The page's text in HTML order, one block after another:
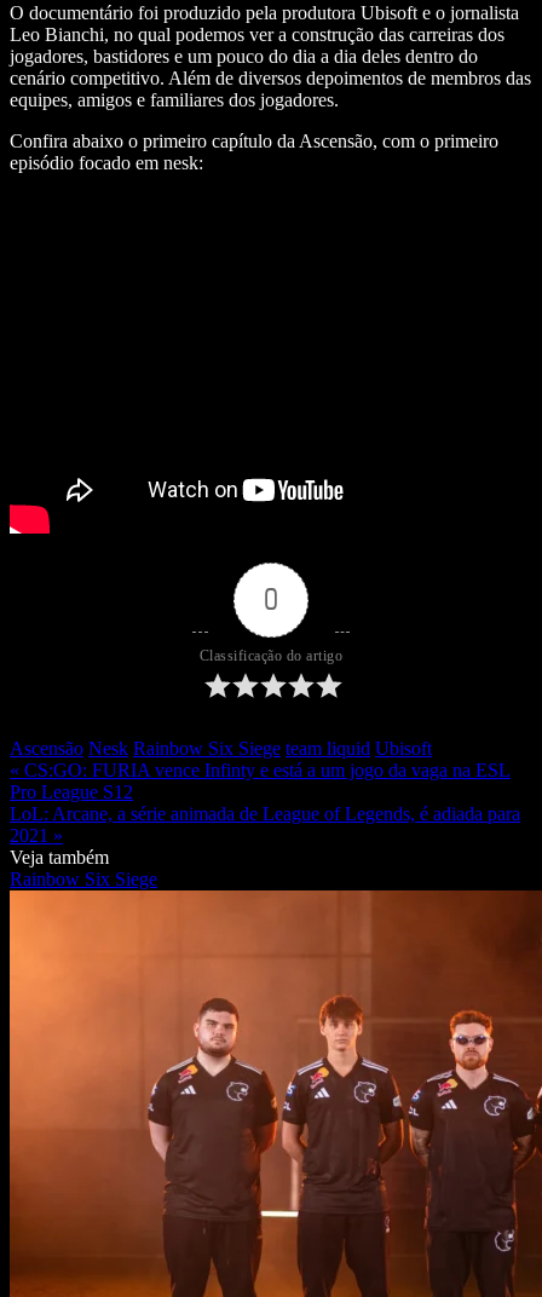
O documentário foi produzido pela produtora Ubisoft e o jornalista
Leo Bianchi, no qual podemos ver a construção das carreiras dos
jogadores, bastidores e um pouco do dia a dia deles dentro do
cenário competitivo. Além de diversos depoimentos de membros das
equipes, amigos e familiares dos jogadores.
Confira abaixo o primeiro capítulo da Ascensão, com o primeiro
episódio focado em nesk:
0
Classificação do artigo
Ascensão Nesk Rainbow Six Siege team liquid Ubisoft
« CS:GO: FURIA vence Infinty e está a um jogo da vaga na ESL
Pro League S12
LoL: Arcane, a série animada de League of Legends, é adiada para
2021 »
Veja também
Rainbow Six Siege